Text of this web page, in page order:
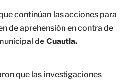
continúan las acciones para
de aprehensión en contra de
de Cuautla.
que las investigaciones